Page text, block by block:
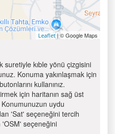
Leaflet | © Google Maps
kıble yönü çizgisini
Konuma yakınlaşmak için
kullanınız.
için haritanın sağ üst
uydu
'Sat' seçeneğini tercih
'OSM' seçeneğini